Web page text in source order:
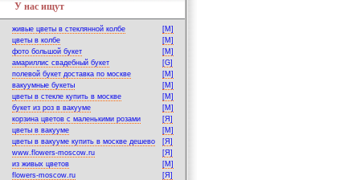
У нас ищут
живые цветы в стеклянной колбе
[M]
цветы в колбе
[M]
фото большой букет
[M]
амариллис свадебный букет
[G]
полевой букет доставка по москве
[M]
вакуумные букеты
[M]
цветы в стекле купить в москве
[M]
букет из роз в вакууме
[M]
корзина цветов с маленькими розами
[Я]
цветы в вакууме
[M]
цветы в вакууме купить в москве дешево
[Я]
www.flowers-moscow.ru
[Я]
из живых цветов
[M]
flowers-moscow.ru
[Я]